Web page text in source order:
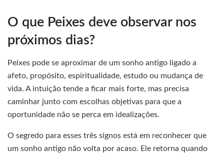
O que Peixes deve observar nos
próximos dias?
Peixes pode se aproximar de um sonho antigo ligado a
afeto, propósito, espiritualidade, estudo ou mudança de
vida. A intuição tende a ficar mais forte, mas precisa
caminhar junto com escolhas objetivas para que a
oportunidade não se perca em idealizações.
O segredo para esses três signos está em reconhecer que
um sonho antigo não volta por acaso. Ele retorna quando